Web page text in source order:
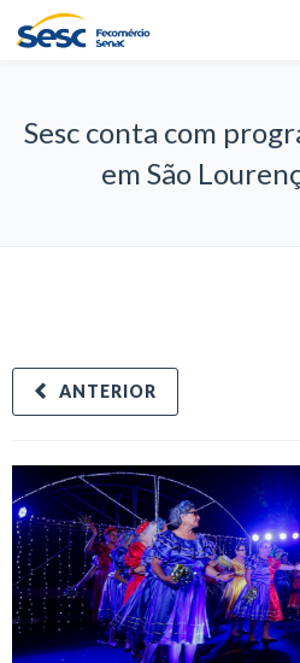
Sesc conta com
em São
ANTERIOR